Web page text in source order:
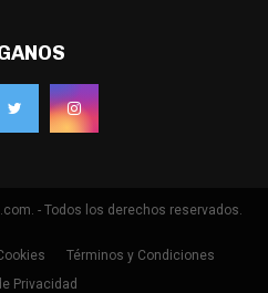
- Todos los derechos reservados.
Términos y Condiciones
Privacidad